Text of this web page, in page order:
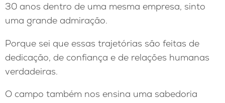
30 anos dentro de uma mesma empresa, sinto
uma grande admiração.
Porque sei que essas trajetórias são feitas de
dedicação, de confiança e de relações humanas
verdadeiras.
O campo também nos ensina uma sabedoria